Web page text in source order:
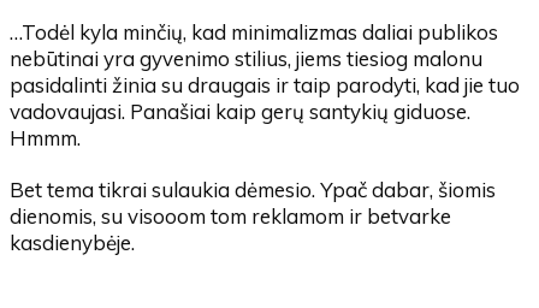
…Todėl kyla minčių, kad minimalizmas daliai publikos
nebūtinai yra gyvenimo stilius, jiems tiesiog malonu
pasidalinti žinia su draugais ir taip parodyti, kad jie tuo
vadovaujasi. Panašiai kaip gerų santykių giduose.
Hmmm.
Bet tema tikrai sulaukia dėmesio. Ypač dabar, šiomis
dienomis, su visooom tom reklamom ir betvarke
kasdienybėje.